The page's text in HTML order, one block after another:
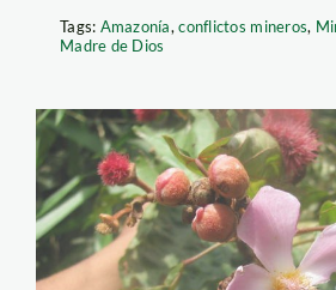
Tags: Amazonía,conflictos mineros,
Madre de Dios
1